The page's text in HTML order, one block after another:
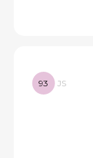
93 JS